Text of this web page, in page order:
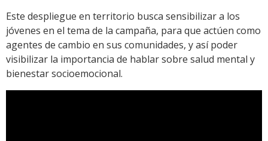
Este despliegue en territorio busca sensibilizar a los
jóvenes en el tema de la campaña, para que actúen como
agentes de cambio en sus comunidades, y así poder
visibilizar la importancia de hablar sobre salud mental y
bienestar socioemocional.